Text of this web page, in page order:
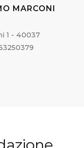
MARCONI
1 - 40037